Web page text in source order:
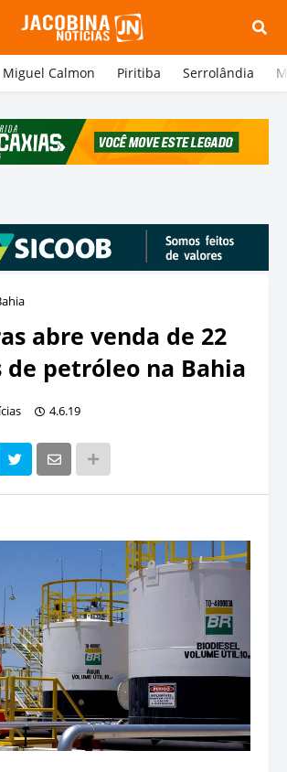
Miguel Calmon Piritiba Serrolândia
abre venda de 22
de petróleo na Bahia
4.6.19